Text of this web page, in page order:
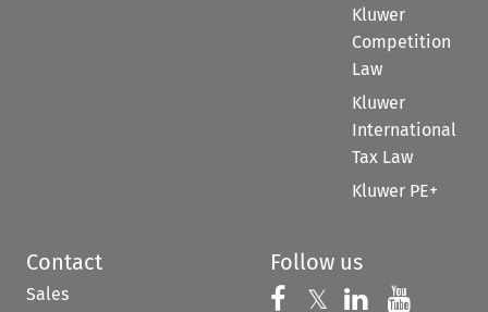
Kluwer
Competition
Law
Kluwer
International
Tax Law
Kluwer PE+
Contact
Sales
Follow us
Follow us on
𝕏 Follow us on
Follow us